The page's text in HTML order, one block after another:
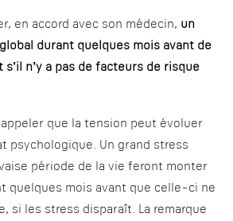
en accord avec son médecin, un
durant quelques mois avant de
n’y a pas de facteurs de risque
que la tension peut évoluer
psychologique. Un grand stress
période de la vie feront monter
quelques mois avant que celle-ci ne
si les stress disparaît. La remarque